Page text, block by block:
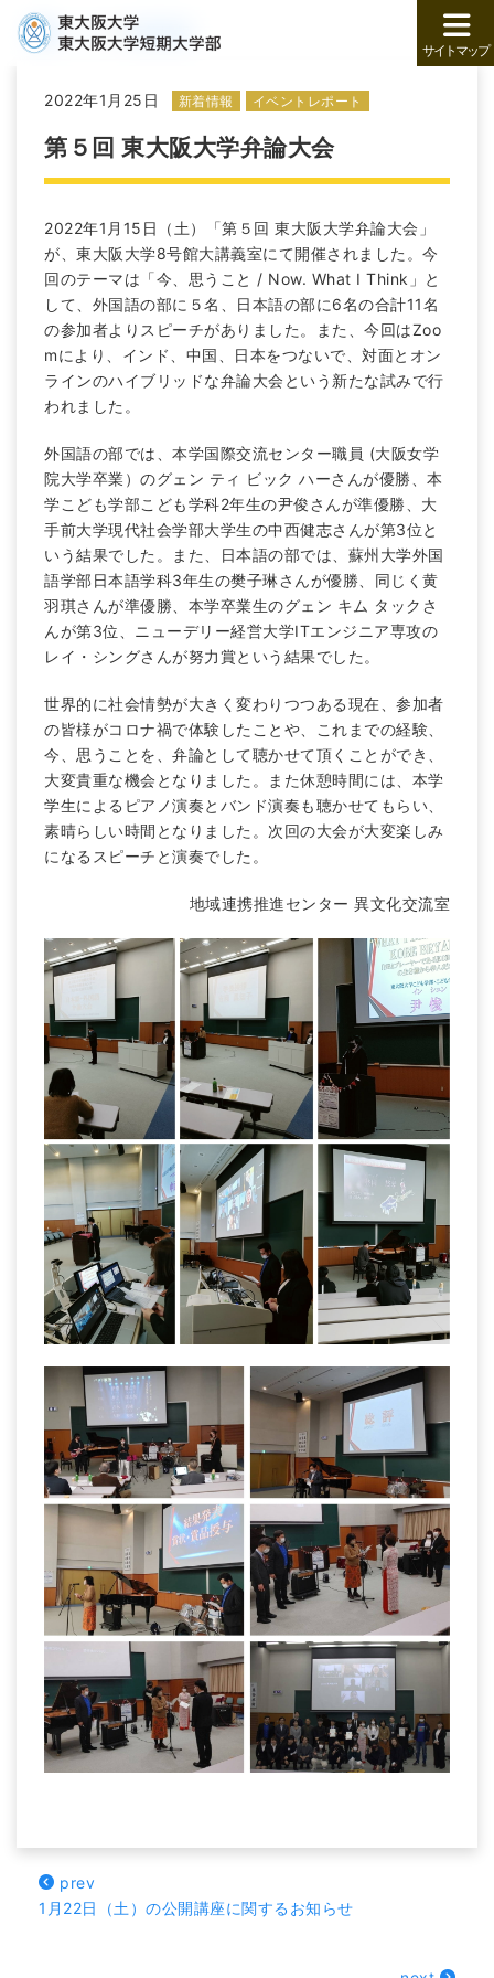
サイトマップ
トップ 新着情報
2022年1月25日 新着情報 イベントレポート
第５回 東大阪大学弁論大会
2022年1月15日（土）「第５回 東大阪大学弁論大会」
が、東大阪大学8号館大講義室にて開催されました。今
回のテーマは「今、思うこと / Now. What I Think」と
して、外国語の部に５名、日本語の部に6名の合計11名
の参加者よりスピーチがありました。また、今回はZoo
mにより、インド、中国、日本をつないで、対面とオン
ラインのハイブリッドな弁論大会という新たな試みで行
われました。
外国語の部では、本学国際交流センター職員 (大阪女学
院大学卒業）のグェン ティ ビック ハーさんが優勝、本
学こども学部こども学科2年生の尹俊さんが準優勝、大
手前大学現代社会学部大学生の中西健志さんが第3位と
いう結果でした。また、日本語の部では、蘇州大学外国
語学部日本語学科3年生の樊子琳さんが優勝、同じく黄
羽琪さんが準優勝、本学卒業生のグェン キム タックさ
んが第3位、ニューデリー経営大学ITエンジニア専攻の
レイ・シングさんが努力賞という結果でした。
世界的に社会情勢が大きく変わりつつある現在、参加者
の皆様がコロナ禍で体験したことや、これまでの経験、
今、思うことを、弁論として聴かせて頂くことができ、
大変貴重な機会となりました。また休憩時間には、本学
学生によるピアノ演奏とバンド演奏も聴かせてもらい、
素晴らしい時間となりました。次回の大会が大変楽しみ
になるスピーチと演奏でした。
地域連携推進センター 異文化交流室
prev
1月22日（土）の公開講座に関するお知らせ